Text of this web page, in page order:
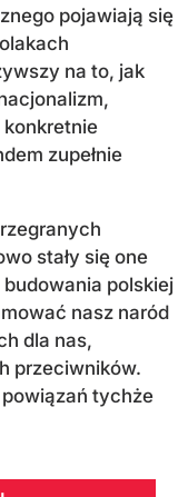
pojawiają się
na to, jak
zupełnie
stały się one
polskiej
nasz naród
dla nas,
przeciwników.
tychże